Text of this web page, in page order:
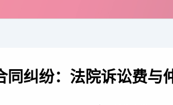
同纠纷：法院诉讼费与